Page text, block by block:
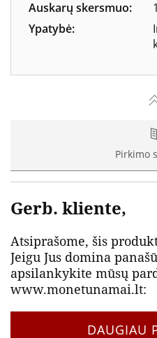
Auskarų skersmuo:
Ypatybė:
Pirkimo
Gerb. kliente,
Atsiprašome, šis
Jeigu Jus domina
apsilankykite mūsų
www.monetunamai.lt:
DAUGIAU